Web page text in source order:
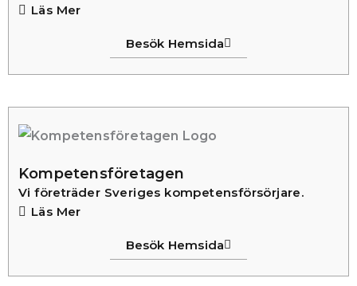
Läs Mer
Besök Hemsida
Kompetensföretagen
Vi företräder Sveriges kompetensförsörjare.
Besök Hemsida
Läs Mer